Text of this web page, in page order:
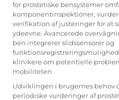
for prostetiske bensystemer
komponentinspektioner,
verifikation af justeringer for at
ydeevne. Avancerede
ben integrerer slidssensorer og
klinikere om potentielle
mobiliteten.
Udviklingen i brugernes
periodiske vurderinger af